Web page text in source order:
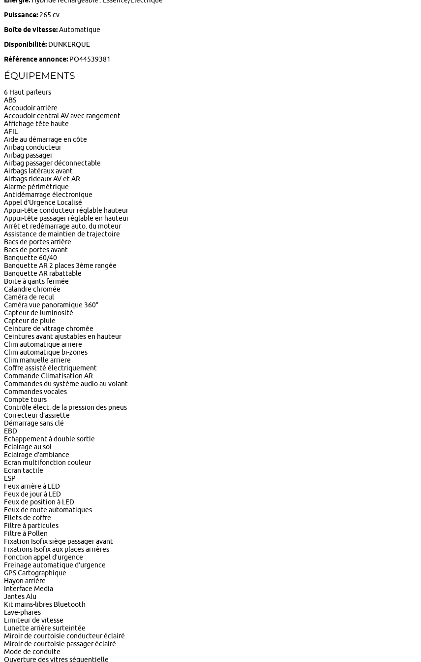
Puissance: 265 cv
Boîte de vitesse:Automatique
Disponibilité: DUNKERQUE
Référence annonce: PO44539381
ÉQUIPEMENTS
6 Haut parleurs
ABS
Accoudoir arrière
Accoudoir central AV avec rangement
Affichage tête haute
AFIL
Aide au démarrage en côte
Airbag conducteur
Airbag passager
Airbag passager déconnectable
Airbags latéraux avant
Airbags rideaux AV et AR
Alarme périmétrique
Antidémarrage électronique
Appel d’Urgence Localisé
Appui-tête conducteur réglable hauteur
Appui-tête passager réglable en hauteur
Arrêt et redémarrage auto. du moteur
Assistance de maintien de trajectoire
Bacs de portes arrière
Bacs de portes avant
Banquette 60/40
Banquette AR 2 places 3ème rangée
Banquette AR rabattable
Boite à gants fermée
Calandre chromée
Caméra de recul
Caméra vue panoramique 360°
Capteur de luminosité
Capteur de pluie
Ceinture de vitrage chromée
Ceintures avant ajustables en hauteur
Clim automatique arriere
Clim automatique bi-zones
Clim manuelle arriere
Coffre assisté électriquement
Commande Climatisation AR
Commandes du système audio au volant
Commandes vocales
Compte tours
Contrôle élect. de la pression des pneus
Correcteur d’assiette
Démarrage sans clé
EBD
Echappement à double sortie
Eclairage au sol
Eclairage d’ambiance
Ecran multifonction couleur
Ecran tactile
ESP
Feux arrière à LED
Feux de jour à LED
Feux de position à LED
Feux de route automatiques
Filets de coffre
Filtre à particules
Filtre à Pollen
Fixation Isofix siège passager avant
Fixations Isofix aux places arrières
Fonction appel d’urgence
Freinage automatique d’urgence
GPS Cartographique
Hayon arrière
Interface Media
Jantes Alu
Kit mains-libres Bluetooth
Lave-phares
Limiteur de vitesse
Lunette arrière surteintée
Miroir de courtoisie conducteur éclairé
Miroir de courtoisie passager éclairé
Mode de conduite
Ouverture des vitres séquentielle